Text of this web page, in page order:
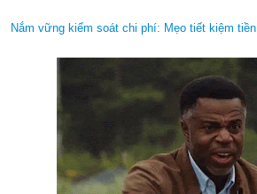
Nắm vững kiểm soát chi phí: Mẹo tiết kiệm tiền